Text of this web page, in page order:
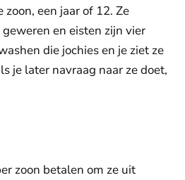
een jaar of 12. Ze
en eisten zijn vier
die jochies en je ziet ze
je later navraag naar ze doet,
zoon betalen om ze uit